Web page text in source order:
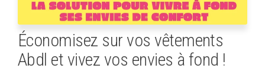
Économisez sur vos vêtements
Abdl et vivez vos envies à fond !